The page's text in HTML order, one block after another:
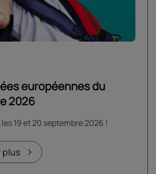
européennes du
2026
19 et 20 septembre 2026 !
plus